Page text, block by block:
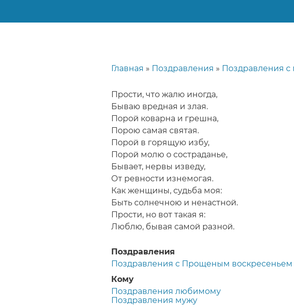
навигации
Главная Поздравления Поздравления с
Прости, что жалю иногда,
Бываю вредная и злая.
Порой коварна и грешна,
Порою самая святая.
Порой в горящую избу,
Порой молю о состраданье,
Бывает, нервы изведу,
От ревности изнемогая.
Как женщины, судьба моя:
Быть солнечною и ненастной.
Прости, но вот такая я:
Люблю, бывая самой разной.
Поздравления
Поздравления с Прощеным воскресеньем
Кому
Поздравления любимому
Поздравления мужу